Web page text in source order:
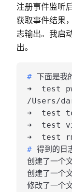
注册事件监听
获取事件结果
志输出。我启
出。
# 下面是我
➜  test
/Users/
➜  test
➜  test
# 得到的日
创建了一
创建了一
修改了一